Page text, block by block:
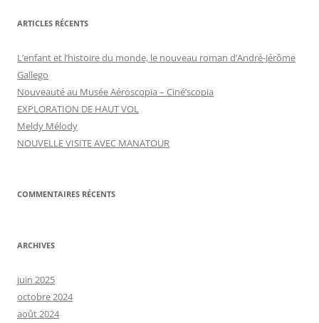
ARTICLES RÉCENTS
L’enfant et l’histoire du monde, le nouveau roman d’André-Jérôme
Gallego
Nouveauté au Musée Aéroscopia – Ciné’scopia
EXPLORATION DE HAUT VOL
Meldy Mélody
NOUVELLE VISITE AVEC MANATOUR
COMMENTAIRES RÉCENTS
ARCHIVES
juin 2025
octobre 2024
août 2024